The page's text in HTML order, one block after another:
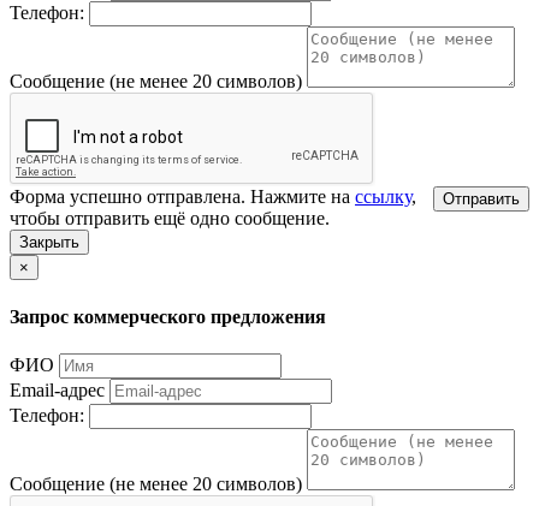
Телефон:
Сообщение (не менее 20 символов)
Отправить
Форма успешно отправлена. Нажмите на ссылку,
чтобы отправить ещё одно сообщение.
Закрыть
×
Запрос коммерческого предложения
ФИО
Email-адрес
Телефон:
Сообщение (не менее 20 символов)